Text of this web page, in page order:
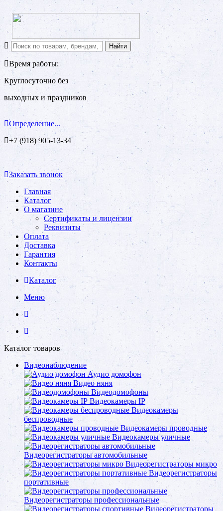
Время работы:
Круглосуточно без
выходных и праздников
Определение...
+7 (918) 905-13-34
Заказать звонок
Главная
Каталог
О магазине
Сертификаты и лицензии
Реквизиты
Оплата
Доставка
Гарантия
Контакты
Каталог
Меню
Каталог товаров
Видеонаблюдение
Аудио домофон
Видео няня
Видеодомофоны
Видеокамеры IP
Видеокамеры
беспроводные
Видеокамеры проводные
Видеокамеры уличные
Видеорегистраторы автомобильные
Видеорегистраторы микро
Видеорегистраторы
портативные
Видеорегистраторы профессиональные
Видеорегистраторы